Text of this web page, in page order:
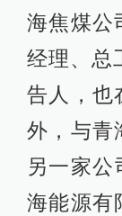
海焦煤公
经理、总
告人，也
外，与青
另一家
海能源有